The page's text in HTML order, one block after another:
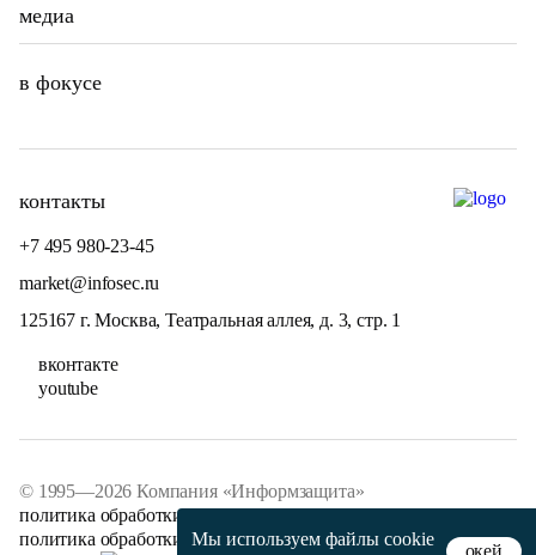
контакты
+7 495 980-23-45
market@infosec.ru
125167 г. Москва, Театральная аллея, д. 3, стр. 1
вконтакте
youtube
в фокусе
медиа
© 1995—2026 Компания «Информзащита»
политика обработки персональных данных
политика обработки файлов cookie
Мы используем файлы cookie
окей